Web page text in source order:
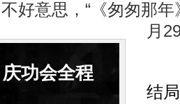
好意思，“《匆匆那
月
庆功会全程
结